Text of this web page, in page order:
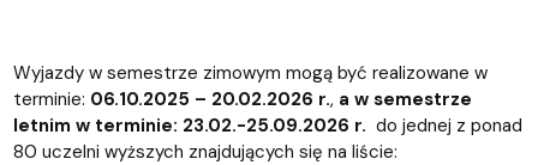
Wyjazdy w semestrze zimowym mogą być realizowane w
terminie: 06.10.2025 – 20.02.2026 r., a w semestrze
letnim w terminie: 23.02.-25.09.2026 r. do jednej z ponad
80 uczelni wyższych znajdujących się na liście: